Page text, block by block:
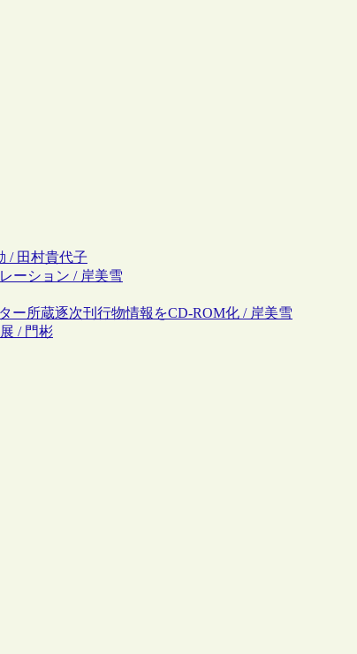
/ 田村貴代子
ーション / 岸美雪
ー所蔵逐次刊行物情報をCD-ROM化 / 岸美雪
/ 門彬